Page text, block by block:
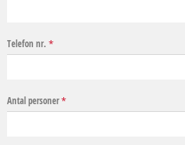
Telefon nr. *
Antal personer*